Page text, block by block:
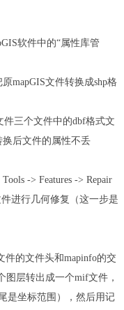
软件中的“属性库管
mapGIS文件转换成shp格
件三个文件中的dbf格式文
后文件的属性不丢
Tools -> Features -> Repair
进行几何修复（这一步是
件的文件头和mapinfo的交
图层转出成一个mif文件，
是坐标范围），然后用记